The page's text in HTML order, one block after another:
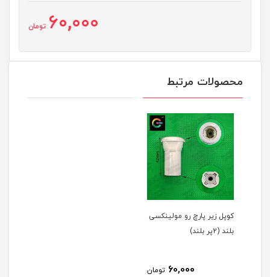
60,000 تومان
محصولات مرتبط
کوپل زیر پارچ رو مولینکسی
بلند (2پر بلند)
60,000 تومان